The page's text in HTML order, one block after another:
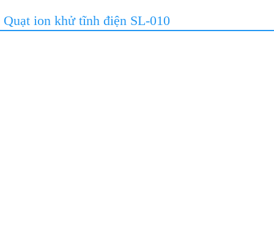
Quạt ion khử tĩnh điện SL-010